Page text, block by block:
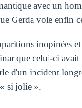
avec un
Gerda voie enfin
inopinées
que celui-ci
d'un incident
si jolie ».